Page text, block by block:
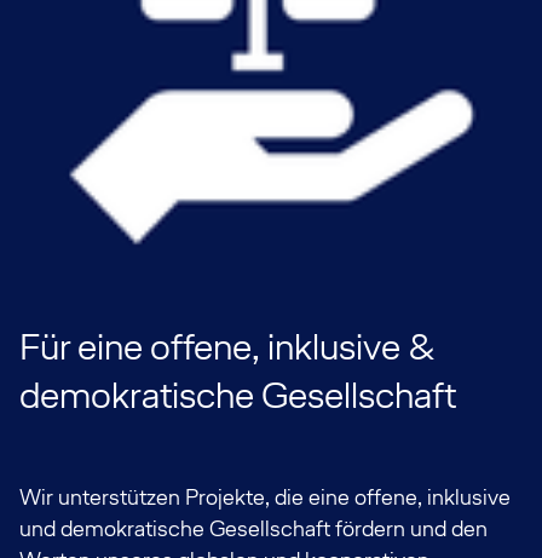
Für eine offene, inklusive &
demokratische Gesellschaft
Wir unterstützen Projekte, die eine offene, inklusive
und demokratische Gesellschaft fördern und den